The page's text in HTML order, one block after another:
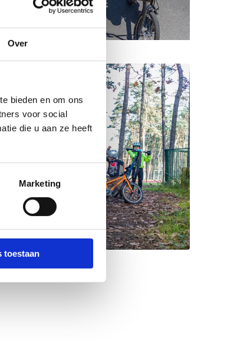
Over
bieden en om ons
voor social
die u aan ze heeft
Marketing
toestaan